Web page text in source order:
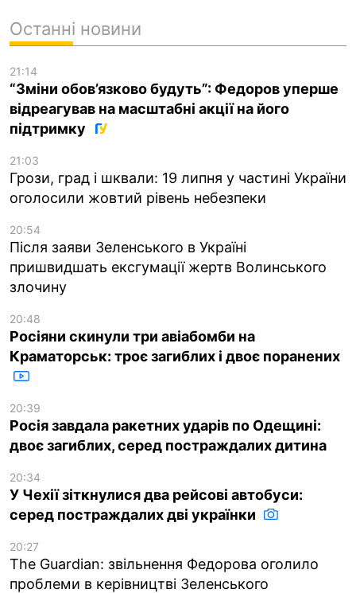
Останні новини
21:14
“Зміни обов’язково будуть”: Федоров уперше
відреагував на масштабні акції на його
підтримку
21:03
Грози, град і шквали: 19 липня у частині України
оголосили жовтий рівень небезпеки
20:54
Після заяви Зеленського в Україні
пришвидшать ексгумації жертв Волинського
злочину
20:48
Росіяни скинули три авіабомби на
Краматорськ: троє загиблих і двоє поранених
20:39
Росія завдала ракетних ударів по Одещині:
двоє загиблих, серед постраждалих дитина
20:34
У Чехії зіткнулися два рейсові автобуси:
серед постраждалих дві українки
20:27
The Guardian: звільнення Федорова оголило
проблеми в керівництві Зеленського